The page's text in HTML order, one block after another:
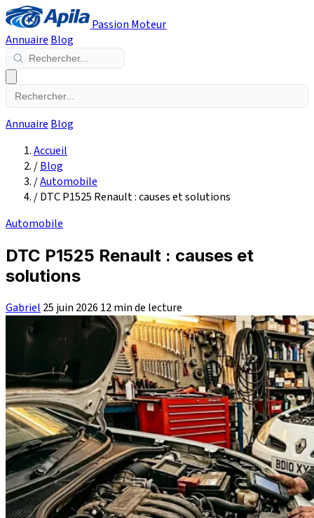
Passion Moteur
Annuaire Blog
Annuaire Blog
Accueil
/Blog
/Automobile
/DTC P1525 Renault : causes et solutions
Automobile
DTC P1525 Renault : causes et
solutions
Gabriel 25 juin 2026 12 min de lecture